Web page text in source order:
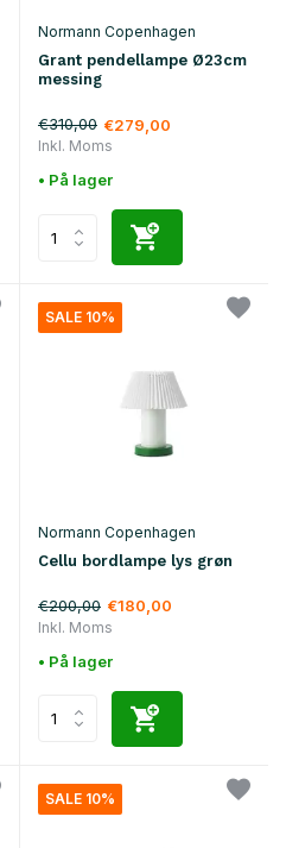
Normann Copenhagen
Grant pendellampe Ø23cm
messing
€310,00 €279,00
Inkl. Moms
• På lager
SALE 10%
Normann Copenhagen
Cellu bordlampe lys grøn
€200,00 €180,00
Inkl. Moms
• På lager
SALE 10%